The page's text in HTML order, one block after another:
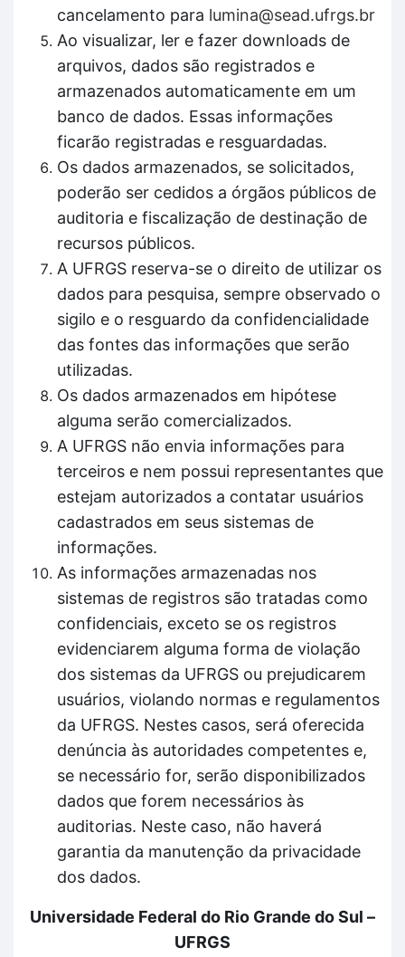
cancelamento para lumina@sead.ufrgs.br
Ao visualizar, ler e fazer downloads de
arquivos, dados são registrados e
armazenados automaticamente em um
banco de dados. Essas informações
ficarão registradas e resguardadas.
Os dados armazenados, se solicitados,
poderão ser cedidos a órgãos públicos de
auditoria e fiscalização de destinação de
recursos públicos.
A UFRGS reserva-se o direito de utilizar os
dados para pesquisa, sempre observado o
sigilo e o resguardo da confidencialidade
das fontes das informações que serão
utilizadas.
Os dados armazenados em hipótese
alguma serão comercializados.
A UFRGS não envia informações para
terceiros e nem possui representantes que
estejam autorizados a contatar usuários
cadastrados em seus sistemas de
informações.
As informações armazenadas nos
sistemas de registros são tratadas como
confidenciais, exceto se os registros
evidenciarem alguma forma de violação
dos sistemas da UFRGS ou prejudicarem
usuários, violando normas e regulamentos
da UFRGS. Nestes casos, será oferecida
denúncia às autoridades competentes e,
se necessário for, serão disponibilizados
dados que forem necessários às
auditorias. Neste caso, não haverá
garantia da manutenção da privacidade
dos dados.
Universidade Federal do Rio Grande do Sul –
UFRGS